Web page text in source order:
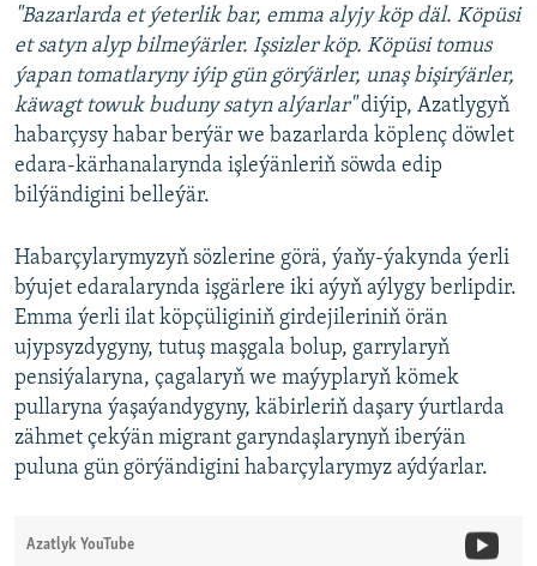
"Bazarlarda et ýeterlik bar, emma alyjy köp däl. Köpüsi
et satyn alyp bilmeýärler. Işsizler köp. Köpüsi tomus
ýapan tomatlaryny iýip gün görýärler, unaş bişirýärler,
käwagt towuk buduny satyn alýarlar"diýip, Azatlygyň
habarçysy habar berýär we bazarlarda köplenç döwlet
edara-kärhanalarynda işleýänleriň söwda edip
bilýändigini belleýär.
Habarçylarymyzyň sözlerine görä, ýaňy-ýakynda ýerli
býujet edaralarynda işgärlere iki aýyň aýlygy berlipdir.
Emma ýerli ilat köpçüliginiň girdejileriniň örän
ujypsyzdygyny, tutuş maşgala bolup, garrylaryň
pensiýalaryna, çagalaryň we maýyplaryň kömek
pullaryna ýaşaýandygyny, käbirleriň daşary ýurtlarda
zähmet çekýän migrant garyndaşlarynyň iberýän
puluna gün görýändigini habarçylarymyz aýdýarlar.
Azatlyk YouTube